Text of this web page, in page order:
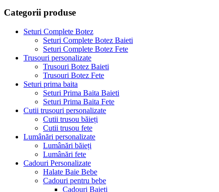
Categorii produse
Seturi Complete Botez
Seturi Complete Botez Baieti
Seturi Complete Botez Fete
Trusouri personalizate
Trusouri Botez Baieti
Trusouri Botez Fete
Seturi prima baita
Seturi Prima Baita Baieti
Seturi Prima Baita Fete
Cutii trusouri personalizate
Cutii trusou băieți
Cutii trusou fete
Lumânări personalizate
Lumânări băieți
Lumânări fete
Cadouri Personalizate
Halate Baie Bebe
Cadouri pentru bebe
Cadouri Baieti